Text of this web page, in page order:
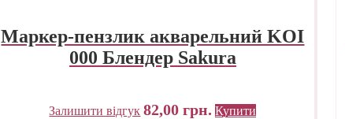
Маркер-пензлик акварельний KOI
000 Блендер Sakura
Залишити відгук 82,00грн. Купити